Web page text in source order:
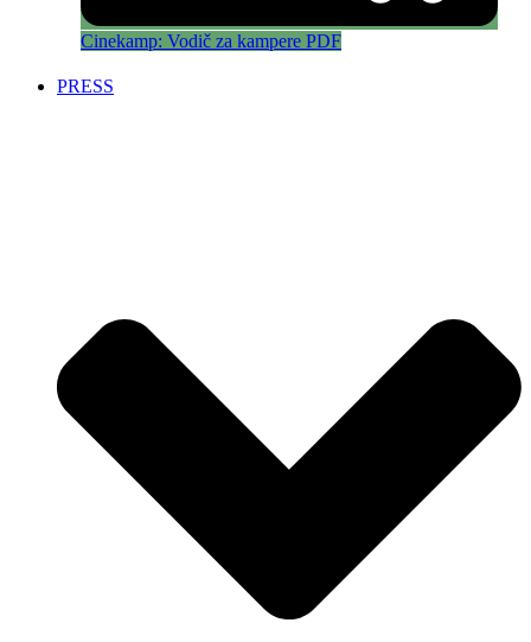
Cinekamp: Vodič za kampere PDF
PRESS